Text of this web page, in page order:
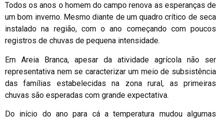
Todos os anos o homem do campo renova as esperanças de
um bom inverno. Mesmo diante de um quadro crítico de seca
instalado na região, com o ano começando com poucos
registros de chuvas de pequena intensidade.
Em Areia Branca, apesar da atividade agrícola não ser
representativa nem se caracterizar um meio de subsistência
das famílias estabelecidas na zona rural, as primeiras
chuvas são esperadas com grande expectativa.
Do início do ano para cá a temperatura mudou algumas